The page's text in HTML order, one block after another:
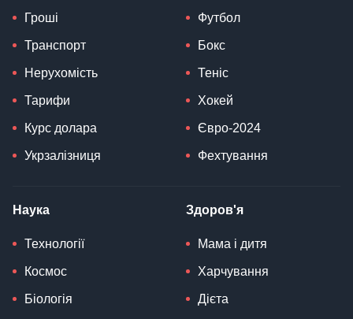
Гроші
Транспорт
Нерухомість
Тарифи
Курс долара
Укрзалізниця
Футбол
Бокс
Теніс
Хокей
Євро-2024
Фехтування
Наука
Технології
Космос
Біологія
Здоров'я
Мама і дитя
Харчування
Дієта